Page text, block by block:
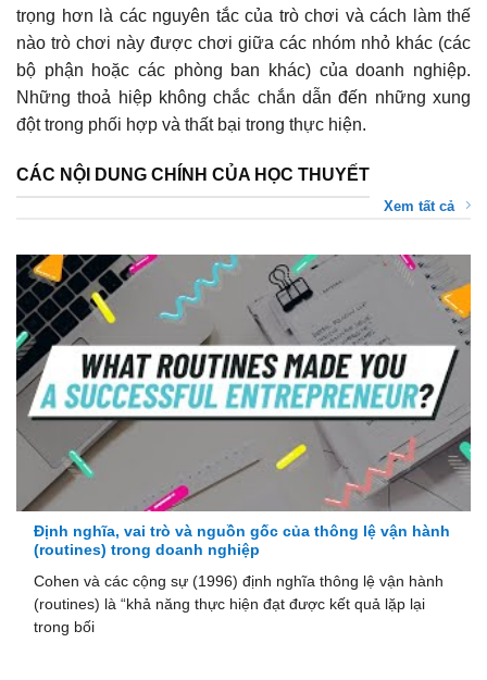
trọng hơn là các nguyên tắc của trò chơi và cách làm thế
nào trò chơi này được chơi giữa các nhóm nhỏ khác (các
bộ phận hoặc các phòng ban khác) của doanh nghiệp.
Những thoả hiệp không chắc chắn dẫn đến những xung
đột trong phối hợp và thất bại trong thực hiện.
CÁC NỘI DUNG CHÍNH CỦA HỌC THUYẾT
Xem tất cả
Định nghĩa, vai trò và nguồn gốc của thông lệ vận hành
(routines) trong doanh nghiệp
Cohen và các cộng sự (1996) định nghĩa thông lệ vận hành
(routines) là “khả năng thực hiện đạt được kết quả lặp lại
trong bối